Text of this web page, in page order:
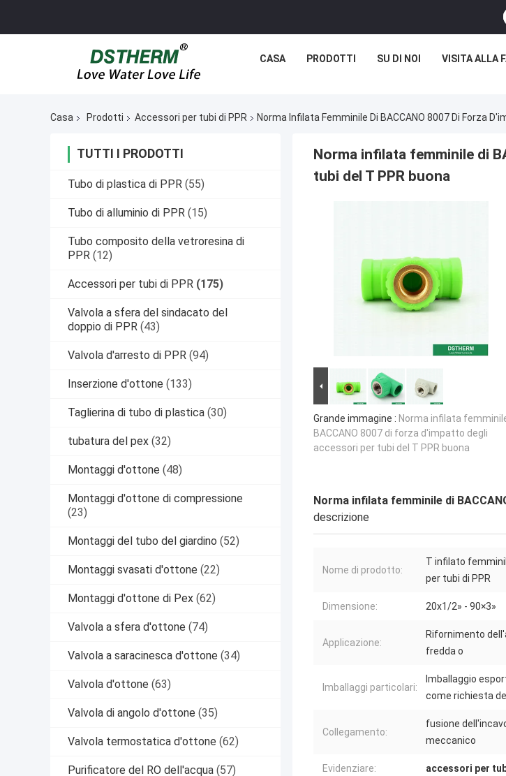
CASA PRODOTTI SU DI NOI VISITA ALLA
Casa Prodotti Accessori per tubi di PPR Norma Infilata Femminile Di BACCANO 8007 Di Forza
TUTTI I PRODOTTI
Tubo di plastica di PPR (55)
Tubo di alluminio di PPR (15)
Tubo composito della vetroresina di
PPR (12)
Accessori per tubi di PPR (175)
Valvola a sfera del sindacato del
doppio di PPR (43)
Valvola d'arresto di PPR (94)
Inserzione d'ottone (133)
Taglierina di tubo di plastica (30)
tubatura del pex (32)
Montaggi d'ottone (48)
Montaggi d'ottone di compressione
(23)
Montaggi del tubo del giardino (52)
Montaggi svasati d'ottone (22)
Montaggi d'ottone di Pex (62)
Valvola a sfera d'ottone (74)
Valvola a saracinesca d'ottone (34)
Valvola d'ottone (63)
Valvola di angolo d'ottone (35)
Valvola termostatica d'ottone (62)
Purificatore del RO dell'acqua (57)
Norma infilata femminile di
tubi del T PPR buona
Grande immagine : Norma infilata
BACCANO 8007 di forza d'impatto degli
accessori per tubi del T PPR buona
Norma infilata femminile di
descrizione
Nome di prodotto:
T infilato
per tubi di PPR
Dimensione: 20x1/2» - 90×3»
Applicazione:
Rifornimento
fredda o
Imballaggi particolari:
Imballaggio
come richiesta
Collegamento:
fusione
meccanico
Evidenziare: accessori per